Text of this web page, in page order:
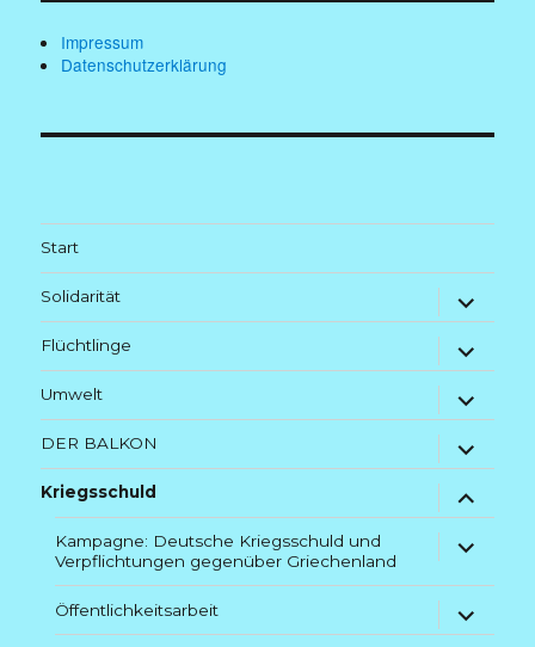
Impressum
Datenschutzerklärung
Start
Solidarität
Untermenü
anzeigen
Flüchtlinge
Untermenü
anzeigen
Umwelt
Untermenü
anzeigen
DER BALKON
Untermenü
anzeigen
Kriegsschuld
Untermenü
anzeigen
Kampagne: Deutsche Kriegsschuld und
Verpflichtungen gegenüber Griechenland
Untermenü
anzeigen
Öffentlichkeitsarbeit
Untermenü
anzeigen